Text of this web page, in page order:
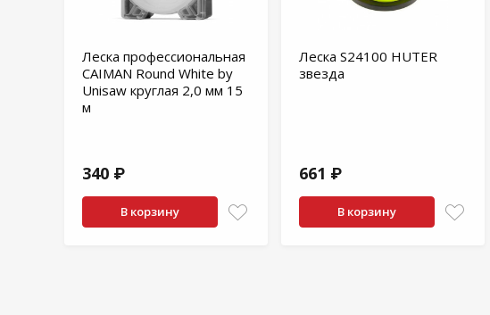
Леска профессиональная
CAIMAN Round White by
Unisaw круглая 2,0 мм 15
м
340 ₽
В корзину
Леска S24100 HUTER
звезда
661 ₽
В корзину